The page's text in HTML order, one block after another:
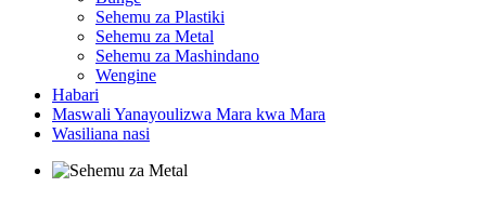
Sehemu za Plastiki
Sehemu za Metal
Sehemu za Mashindano
Wengine
Habari
Maswali Yanayoulizwa Mara kwa Mara
Wasiliana nasi